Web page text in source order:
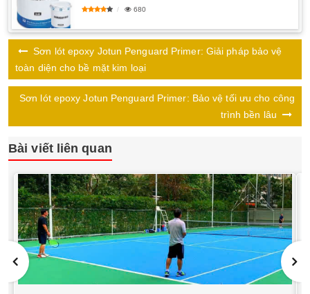
680
Sơn lót epoxy Jotun Penguard Primer: Giải pháp bảo vệ
toàn diện cho bề mặt kim loại
Sơn lót epoxy Jotun Penguard Primer: Bảo vệ tối ưu cho công
trình bền lâu
Bài viết liên quan